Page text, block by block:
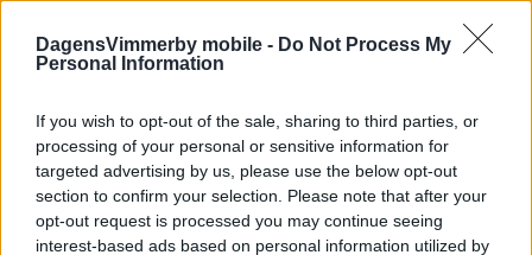
DagensVimmerby mobile - Do Not Process My
Personal Information
If you wish to opt-out of the sale, sharing to third parties, or
processing of your personal or sensitive information for
targeted advertising by us, please use the below opt-out
section to confirm your selection. Please note that after your
opt-out request is processed you may continue seeing
interest-based ads based on personal information utilized by
Profilen klar för KHC – skrivit
tvåårskontrakt